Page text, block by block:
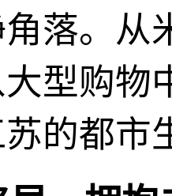
落。从
型购物
的都市